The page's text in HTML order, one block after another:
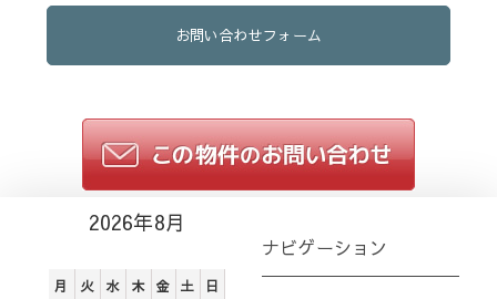
お問い合わせフォーム
2026年8月
月 火 水 木 金 土 日
ナビゲーション